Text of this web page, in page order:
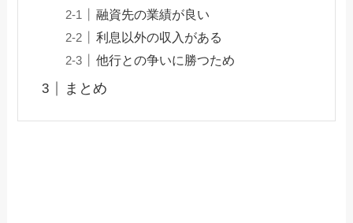
融資先の業績が良い
利息以外の収入がある
他行との争いに勝つため
まとめ